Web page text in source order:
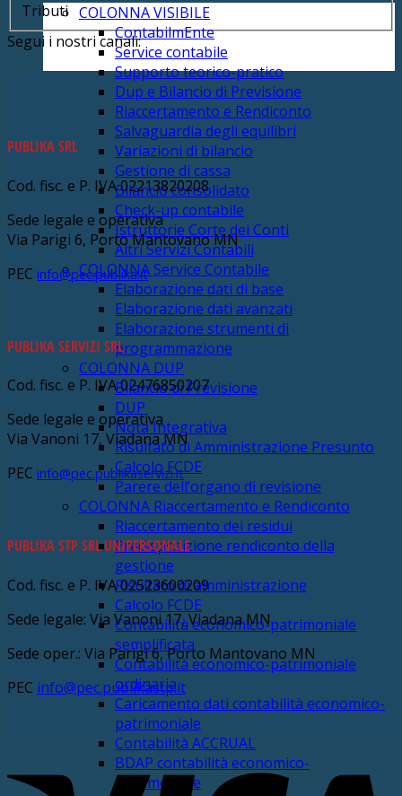
COLONNA VISIBILE
ContabilmEnte
Service contabile
Supporto teorico-pratico
Dup e Bilancio di Previsione
Riaccertamento e Rendiconto
Salvaguardia degli equilibri
Variazioni di bilancio
Gestione di cassa
Bilancio consolidato
Check-up contabile
Istruttorie Corte dei Conti
Altri Servizi Contabili
COLONNA Service Contabile
Elaborazione dati di base
Elaborazione dati avanzati
Elaborazione strumenti di
programmazione
COLONNA DUP
Bilancio di Previsione
DUP
Nota Integrativa
Risultato di Amministrazione Presunto
Calcolo FCDE
Parere dell’organo di revisione
COLONNA Riaccertamento e Rendiconto
Riaccertamento dei residui
Predisposizione rendiconto della
gestione
Risultato di amministrazione
Calcolo FCDE
Contabilità economico-patrimoniale
semplificata
Contabilità economico-patrimoniale
ordinaria
Caricamento dati contabilità economico-
patrimoniale
Contabilità ACCRUAL
BDAP contabilità economico-
patrimoniale
Tributi
Segui i nostri canali:
PUBLIKA SRL
Cod. fisc. e P. IVA 02213820208
Sede legale e operativa
Via Parigi 6, Porto Mantovano MN
PEC info@pec.publika.it
PUBLIKA SERVIZI SRL
Cod. fisc. e P. IVA 02476850207
Sede legale e operativa
Via Vanoni 17, Viadana MN
PEC info@pec.publikaservizi.it
PUBLIKA STP SRL UNIPERSONALE
Cod. fisc. e P. IVA 02523600209
Sede legale: Via Vanoni 17, Viadana MN
Sede oper.: Via Parigi 6, Porto Mantovano MN
PEC info@pec.publikastp.it